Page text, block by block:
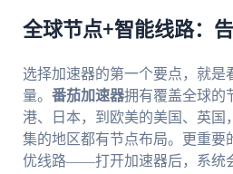
全球节点+智能线路：
选择加速器的第一个要点，就是
量。 番茄加速器拥有覆盖全球的
港、日本，到欧美的美国、英国
集的地区都有节点布局。更重要
优线路——打开加速器后，系统